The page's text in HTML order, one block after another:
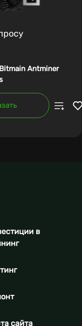
Antminer
в
сайта